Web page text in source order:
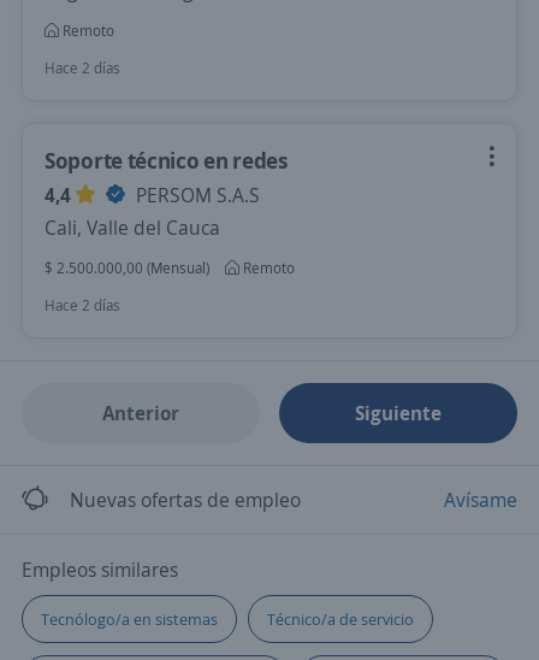
Remoto
Hace 2 días
Soporte técnico en redes
4,4
PERSOM S.A.S
Cali, Valle del Cauca
$ 2.500.000,00 (Mensual)
Remoto
Hace 2 días
Anterior Siguiente
Nuevas ofertas de empleo Avísame
Empleos similares
Tecnólogo/a en sistemas Técnico/a de servicio